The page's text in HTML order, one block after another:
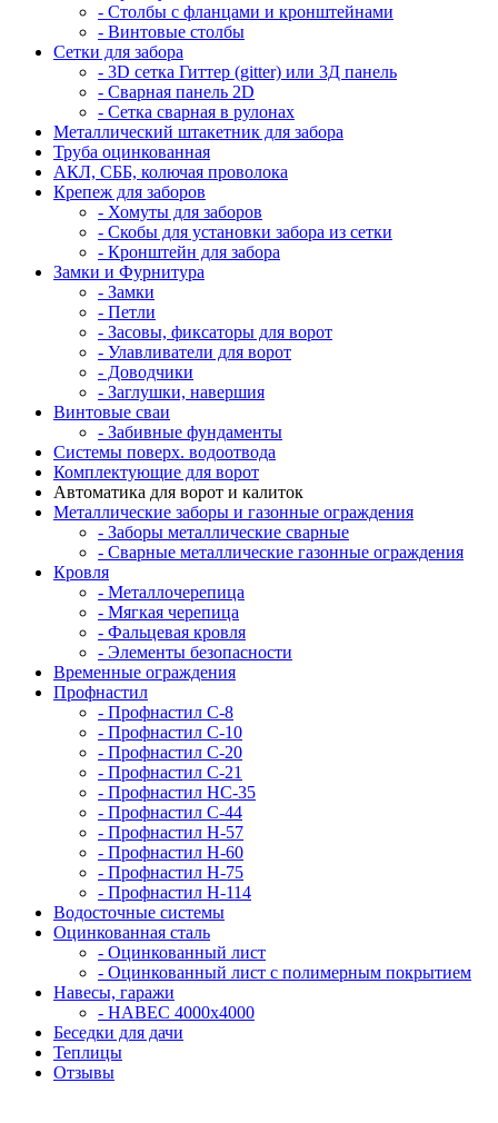
- Столбы с фланцами и кронштейнами
- Винтовые столбы
Сетки для забора
- 3D сетка Гиттер (gitter) или 3Д панель
- Сварная панель 2D
- Сетка сварная в рулонах
Металлический штакетник для забора
Труба оцинкованная
АКЛ, СББ, колючая проволока
Крепеж для заборов
- Хомуты для заборов
- Скобы для установки забора из сетки
- Кронштейн для забора
Замки и Фурнитура
- Замки
- Петли
- Засовы, фиксаторы для ворот
- Улавливатели для ворот
- Доводчики
- Заглушки, навершия
Винтовые сваи
- Забивные фундаменты
Системы поверх. водоотвода
Комплектующие для ворот
Автоматика для ворот и калиток
Металлические заборы и газонные ограждения
- Заборы металлические сварные
- Сварные металлические газонные ограждения
Кровля
- Металлочерепица
- Мягкая черепица
- Фальцевая кровля
- Элементы безопасности
Временные ограждения
Профнастил
- Профнастил С-8
- Профнастил С-10
- Профнастил С-20
- Профнастил С-21
- Профнастил НС-35
- Профнастил С-44
- Профнастил Н-57
- Профнастил Н-60
- Профнастил Н-75
- Профнастил Н-114
Водосточные системы
Оцинкованная сталь
- Оцинкованный лист
- Оцинкованный лист с полимерным покрытием
Навесы, гаражи
- НАВЕС 4000х4000
Беседки для дачи
Теплицы
Отзывы